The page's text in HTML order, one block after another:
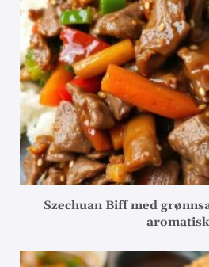
Szechuan Biff med
aromatisk